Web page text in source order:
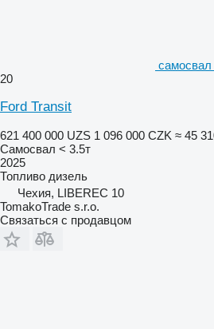
самосвал
20
Ford Transit
621 400 000 UZS 1 096 000 CZK ≈ 45
Самосвал < 3.5т
2025
Топливо дизель
Чехия, LIBEREC 10
TomakoTrade s.r.o.
Связаться с продавцом